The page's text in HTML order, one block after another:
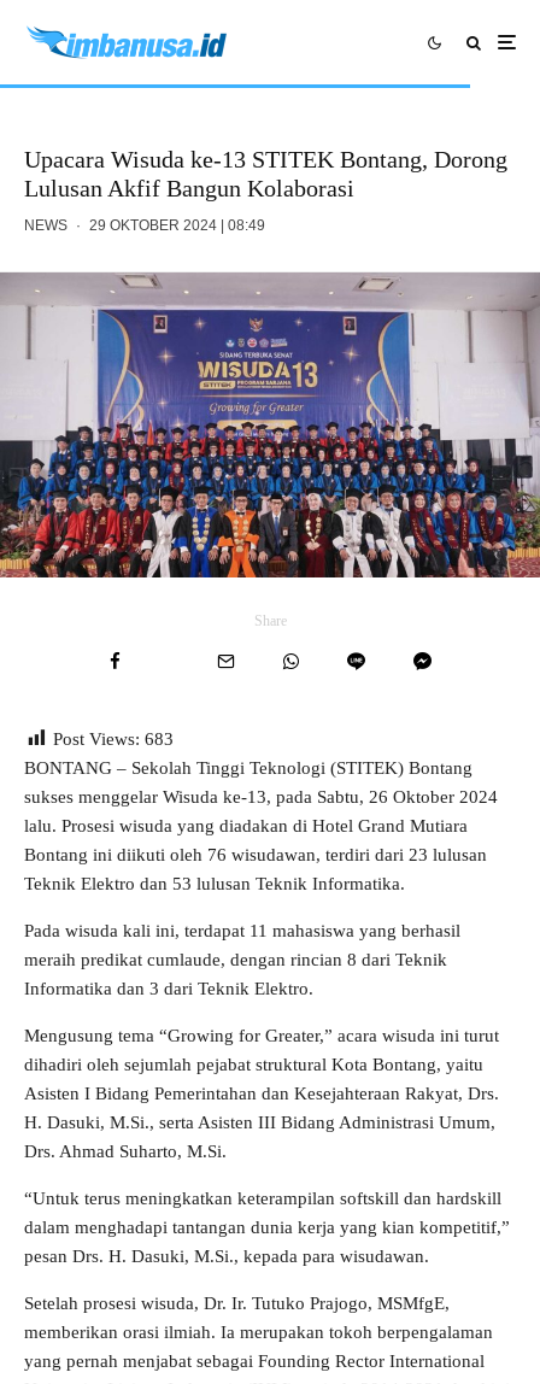
Upacara Wisuda ke-13 STITEK Bontang, Dorong
Lulusan Akfif Bangun Kolaborasi
NEWS · 29 OKTOBER 2024 | 08:49
Share
Post Views: 683
BONTANG – Sekolah Tinggi Teknologi (STITEK) Bontang
sukses menggelar Wisuda ke-13, pada Sabtu, 26 Oktober 2024
lalu. Prosesi wisuda yang diadakan di Hotel Grand Mutiara
Bontang ini diikuti oleh 76 wisudawan, terdiri dari 23 lulusan
Teknik Elektro dan 53 lulusan Teknik Informatika.
Pada wisuda kali ini, terdapat 11 mahasiswa yang berhasil
meraih predikat cumlaude, dengan rincian 8 dari Teknik
Informatika dan 3 dari Teknik Elektro.
Mengusung tema “Growing for Greater,” acara wisuda ini turut
dihadiri oleh sejumlah pejabat struktural Kota Bontang, yaitu
Asisten I Bidang Pemerintahan dan Kesejahteraan Rakyat, Drs.
H. Dasuki, M.Si., serta Asisten III Bidang Administrasi Umum,
Drs. Ahmad Suharto, M.Si.
“Untuk terus meningkatkan keterampilan softskill dan hardskill
dalam menghadapi tantangan dunia kerja yang kian kompetitif,”
pesan Drs. H. Dasuki, M.Si., kepada para wisudawan.
Setelah prosesi wisuda, Dr. Ir. Tutuko Prajogo, MSMfgE,
memberikan orasi ilmiah. Ia merupakan tokoh berpengalaman
yang pernah menjabat sebagai Founding Rector International